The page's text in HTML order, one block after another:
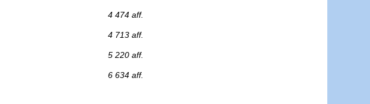
4 474 aff.
4 713 aff.
5 220 aff.
6 634 aff.